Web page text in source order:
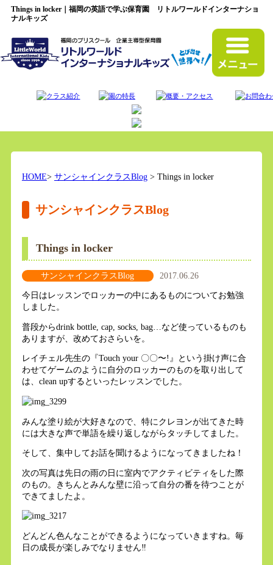
Things in locker｜福岡の英語で学ぶ保育園 リトルワールドインターナショ
ナルキッズ
HOME> サンシャインクラスBlog> Things in locker
サンシャインクラスBlog
Things in locker
サンシャインクラスBlog 2017.06.26
今日はレッスンでロッカーの中にあるものについてお勉強
しました。
普段からdrink bottle, cap, socks, bag…など使っているものも
ありますが、改めておさらいを。
レイチェル先生の『Touch your 〇〇〜!』という掛け声に合
わせてゲームのように自分のロッカーのものを取り出して
は、clean upするといったレッスンでした。
みんな塗り絵が大好きなので、特にクレヨンが出てきた時
には大きな声で単語を繰り返しながらタッチしてました。
そして、集中してお話を聞けるようになってきましたね！
次の写真は先日の雨の日に室内でアクティビティをした際
のもの。きちんとみんな壁に沿って自分の番を待つことが
できてましたよ。
どんどん色んなことができるようになっていきますね。毎
日の成長が楽しみでなりません‼︎